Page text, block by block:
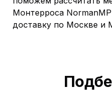
Монтерроса
доставку по Москве и